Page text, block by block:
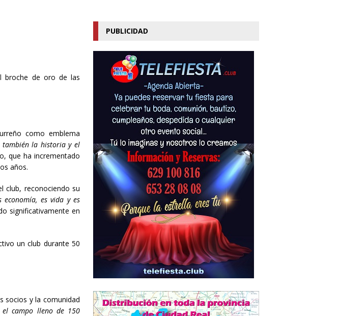
broche de oro de las
como emblema
también la historia y el
que ha incrementado
años.
club, reconociendo su
economía, es vida y es
significativamente en
un club durante 50
socios y la comunidad
el campo lleno de 150
PUBLICIDAD